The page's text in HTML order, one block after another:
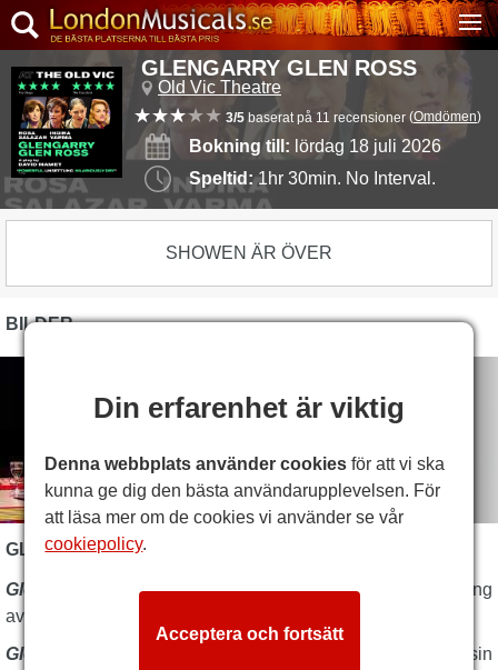
GLENGARRY GLEN ROSS
Old Vic Theatre
3/5 baserat på 11 recensioner (Omdömen)
Bokning till: lördag 18 juli 2026
Speltid:1hr 30min. No Interval.
SHOWEN ÄR ÖVER
BILDER
GLENGARRY GLEN ROSS BESKRIVNING
Glengarry Glen Rossär en 100 % kvinnlig återuppsättning
av
Glengarry Glen Ross
står på scen i London, i stan efter sin
Din erfarenhet är viktig
Denna webbplats använder cookies för att vi ska
kunna ge dig den bästa användarupplevelsen. För
att läsa mer om de cookies vi använder se vår
cookiepolicy.
Acceptera och fortsätt